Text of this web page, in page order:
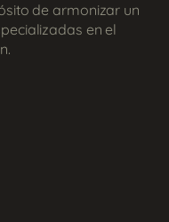
de armonizar un
en el